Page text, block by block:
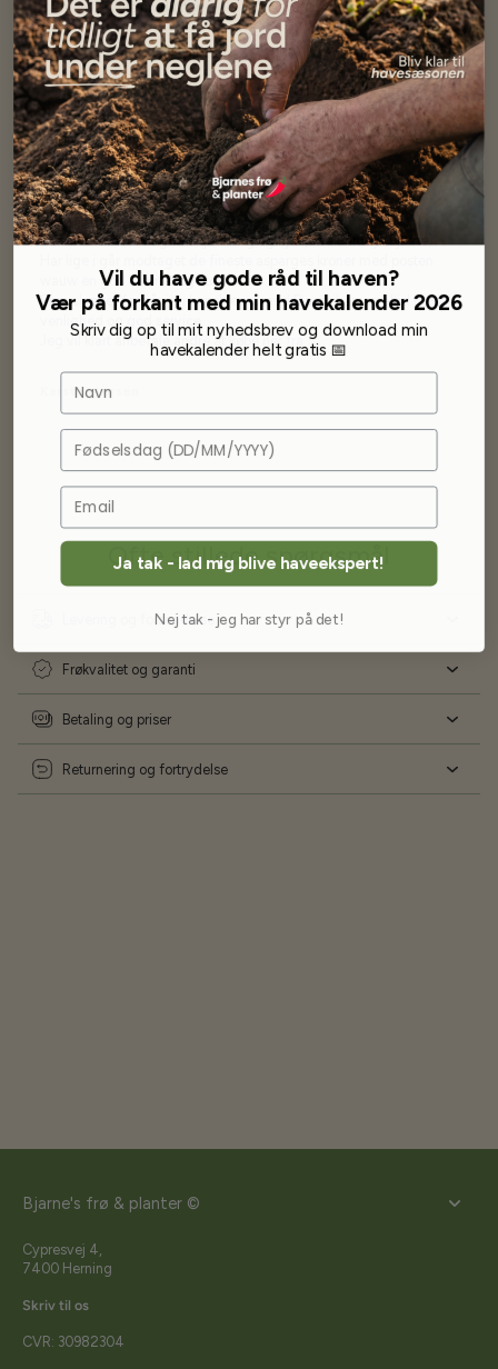
Se mere af Alle produkter
Vores kundersiger...
Har altid kun mødt god vejledning og hjælp fra Barney (Bjarne)
wauw en god kvalitet og størrelse.
Som skrevet før når jeg har skrevet med Bjarne har jeg altid mødt
venlighed og god service.
Jeg vil klart anbefale andre at købe her fra
Karsten Larsen
Ofte stillede spørgsmål
Levering og forsendelse
Frøkvalitet og garanti
Betaling og priser
Returnering og fortrydelse
Bjarne's frø & planter ©
Cypresvej 4,
7400 Herning
Skriv til os
CVR: 30982304
Vil du have gode råd til haven?
Vær på forkant med min havekalender 2026
Skriv dig op til mit nyhedsbrev og download min
havekalender helt gratis 📅
Navn
Fødselsdag
Ja tak - lad mig blive haveekspert!
Nej tak - jeg har styr på det!